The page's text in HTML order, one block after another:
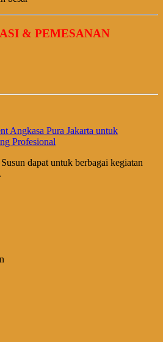
& PEMESANAN
Angkasa Pura Jakarta untuk
Profesional
dapat untuk berbagai kegiatan